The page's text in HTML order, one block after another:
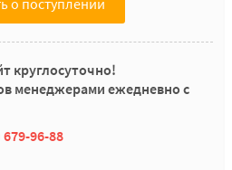
о поступлении
круглосуточно!
менеджерами ежедневно с
679-96-88